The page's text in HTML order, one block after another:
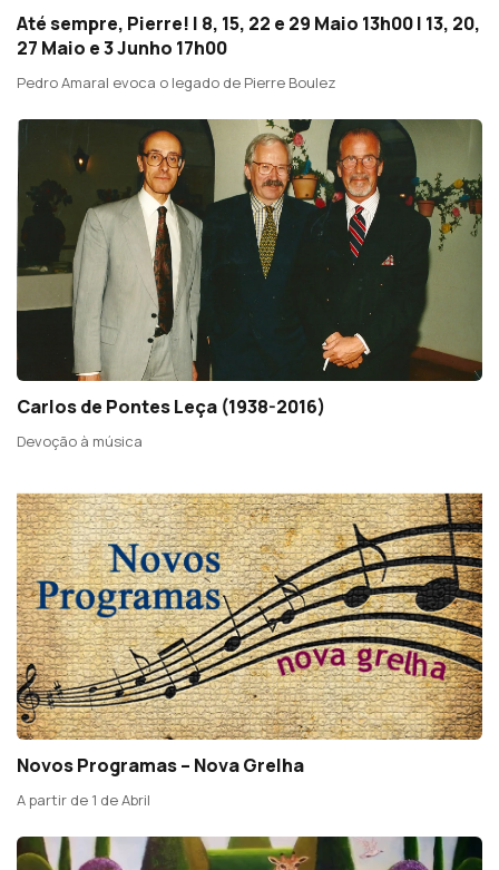
Até sempre, Pierre! | 8, 15, 22 e 29 Maio 13h00 | 13, 20,
27 Maio e 3 Junho 17h00
Pedro Amaral evoca o legado de Pierre Boulez
Carlos de Pontes Leça (1938-2016)
Devoção à música
Novos Programas – Nova Grelha
A partir de 1 de Abril